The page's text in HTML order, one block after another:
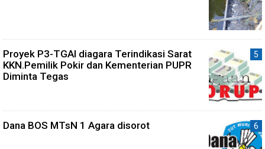
Proyek P3-TGAI diagara Terindikasi Sarat
KKN.Pemilik Pokir dan Kementerian PUPR
Diminta Tegas
Dana BOS MTsN 1 Agara disorot